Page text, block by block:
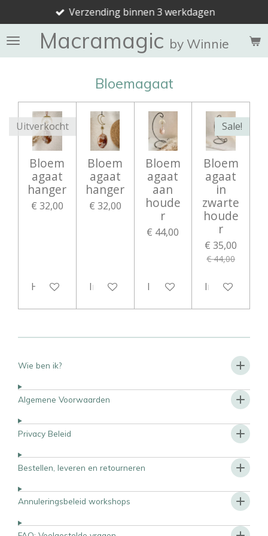
direct
naar
de
Macramagic by Winnie
Verzending binnen 3 werkdagen
Bloemagaat
Uitverkocht
Bloem
agaat
hanger
€ 32,00
Houd mij op de hoogte
Bloem
agaat
hanger
€ 32,00
In winkelwagen
Bloem
agaat
aan
houde
r
€ 44,00
In winkelwagen
Sale!
Bloem
agaat
in
zwarte
houde
r
€ 35,00
€ 44,00
In
Wie ben ik?
Algemene Voorwaarden
Privacy Beleid
Bestellen, leveren en retourneren
Annuleringsbeleid workshops